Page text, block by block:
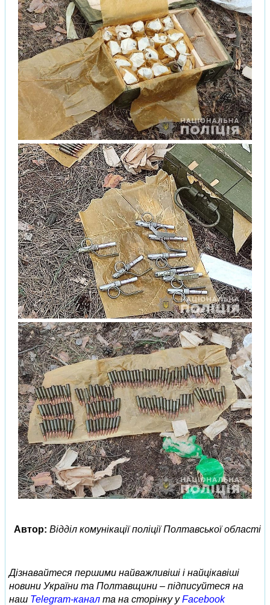
Автор: Відділ комунікації поліції Полтавської області
Дізнавайтеся першими найважливіші і найцікавіші
новини України та Полтавщини – підписуйтеся на
наш Telegram-канал та на сторінку уFacebook